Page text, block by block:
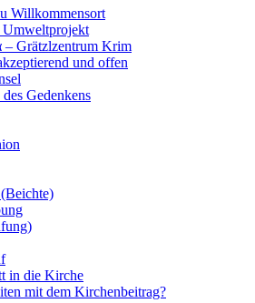
Willkommensort
Umweltprojekt
– Grätzlzentrum Krim
und offen
des Gedenkens
in die Kirche
mit dem Kirchenbeitrag?